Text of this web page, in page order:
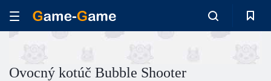
Ovocný kotúč Bubble Shooter